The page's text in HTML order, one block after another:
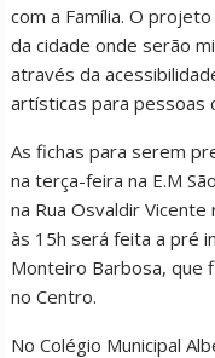
com a Família. O
da cidade onde serão
através da
artísticas para pessoas
As fichas para serem
na terça-feira na E.M
na Rua Osvaldir Vicente
às 15h será feita a pré
Monteiro Barbosa, que
no Centro.
No Colégio Municipal